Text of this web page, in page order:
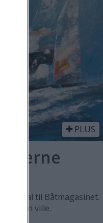
PLUS
Nordal til Båtmagasinet.
han ville.